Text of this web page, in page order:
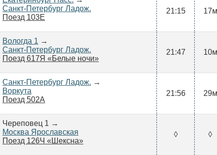
Санкт-Петербург Ладож.
Поезд 103Е
21:15 17м
Вологда 1 →
Санкт-Петербург Ладож.
Поезд 617Я «Белые ночи»
21:47 10м
Санкт-Петербург Ладож. →
Воркута
Поезд 502А
21:56 29м
Череповец 1 →
Москва Ярославская
Поезд 126Ч «Шексна»
◊ ◊